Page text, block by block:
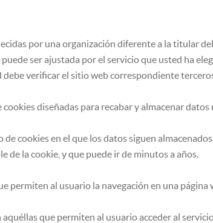
por una organización diferente a la titular
ser ajustada por el servicio que usted ha
debe verificar el sitio web correspondiente
diseñadas para recabar y almacenar
de cookies en el que los datos siguen
de la cookie, y que puede ir de minutos a años.
permiten al usuario la navegación en una
aquéllas que permiten al usuario acceder al